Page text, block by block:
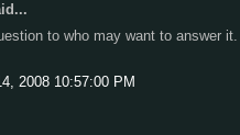
to who may want to answer
2008 10:57:00 PM